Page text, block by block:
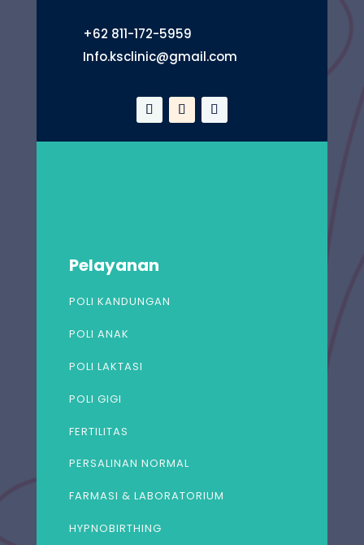
+62 811-172-5959
Info.ksclinic@gmail.com
Pelayanan
POLI KANDUNGAN
POLI ANAK
POLI LAKTASI
POLI GIGI
FERTILITAS
PERSALINAN NORMAL
FARMASI & LABORATORIUM
HYPNOBIRTHING